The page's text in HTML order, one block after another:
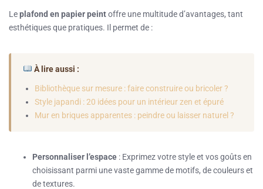
Leplafond en papier peintoffre une multitude d’avantages, tant
esthétiques que pratiques. Il permet de :
À lire aussi :
Bibliothèque sur mesure : faire construire ou bricoler ?
Style japandi : 20 idées pour un intérieur zen et épuré
Mur en briques apparentes : peindre ou laisser naturel ?
Personnaliser l’espace : Exprimez votre style et vos goûts en
choisissant parmi une vaste gamme de motifs, de couleurs et
de textures.